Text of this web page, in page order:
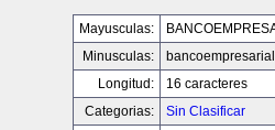
Mayusculas:
Minusculas:
Longitud:
16 caracteres
Categorias:
Sin Clasificar